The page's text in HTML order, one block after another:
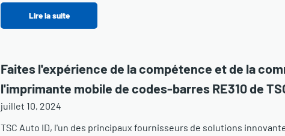
Lire la suite
Faites l'expérience de la compétence et de la
l'imprimante mobile de codes-barres RE310 de
juillet 10, 2024
TSC Auto ID, l'un des principaux fournisseurs de solutions